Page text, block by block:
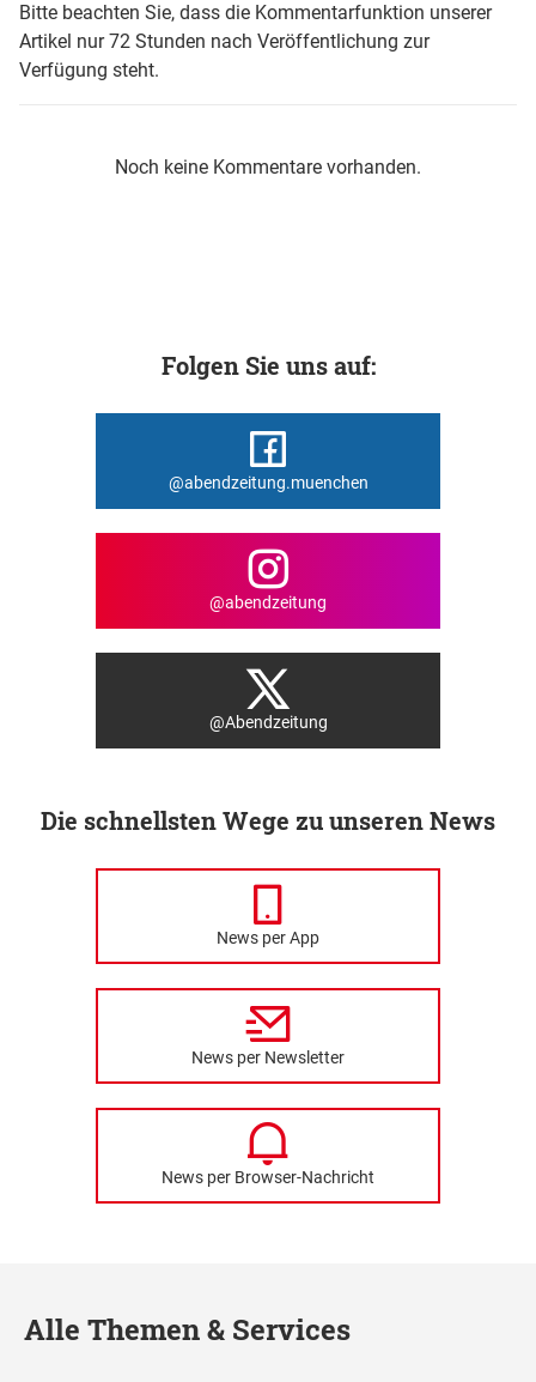
Bitte beachten Sie, dass die Kommentarfunktion unserer
Artikel nur 72 Stunden nach Veröffentlichung zur
Verfügung steht.
Noch keine Kommentare vorhanden.
Folgen Sie uns auf:
@abendzeitung.muenchen
@abendzeitung
@Abendzeitung
Die schnellsten Wege zu unseren News
News per App
News per Newsletter
News per Browser-Nachricht
Alle Themen & Services